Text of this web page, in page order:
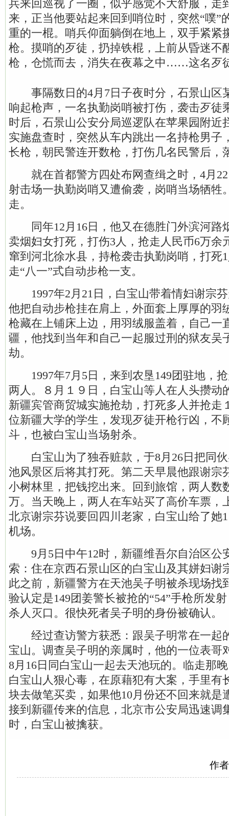
兵来回巡视了一圈，似乎感觉不大舒服，走
来，正当他要站起来回到哨位时，突然“噗”
重的一棍。哨兵仰面躺倒在地上，双手紧紧
枪。摸哨的歹徒，扔掉铁棍，上前从昏迷不
枪，仓慌而去，消失在夜幕之中……这名歹
事隔数日的4月7日子夜时分，石景山区
响起枪声，一名执勤岗哨被打伤，袭击歹徒
时后，石景山公安分局巡逻队在苹果园附近
实施盘查时，突然从车内跳出一名持枪男子
长枪，朝民警连开数枪，打伤几名民警后
就在首都警方四处布网查缉之时，4月22
射击场一执勤岗哨又遭偷袭，岗哨当场牺牲
走。
同年12月16日，他又在德胜门外滨河路
卖烟妇女打死，打伤3人，抢走人民币6万余
窜到河北徐水县，持枪袭击执勤岗哨，打死
走“八一”式自动步枪一支。
1997年2月21日，白宝山带着情妇谢宗芬
他把自动步枪挂在肩上，外面套上厚厚的羽
枪藏在上铺床上边，用羽绒服盖着，自己一
疆，他找到当年和自己一起服过刑的狱友吴
劫。
1997年7月5日，来到农垦149团驻地，
两人。８月１９日，白宝山等人在人头攒动
新疆宾管商贸城实施抢劫，打死多人并抢走
位新疆大学的学生，发现歹徒开枪行凶，不
斗，也被白宝山当场射杀。
白宝山为了独吞赃款，于8月26日把同伙
池风景区后将其打死。第二天早晨他跟谢宗
小树林里，把钱挖出来。回到旅馆，两人数
万。当天晚上，两人在车站买了高价车票，
北京谢宗芬说要回四川老家，白宝山给了她
机场。
9月5日中午12时，新疆维吾尔自治区公
索：住在京西石景山区的白宝山及其姘妇谢
此之前，新疆警方在天池吴子明被杀现场找
验认定是149团姜警长被抢的“54”手枪所发
杀人灭口。很快死者吴子明的身份被确认。
经过查访警方获悉：跟吴子明常在一起
宝山。调查吴子明的亲属时，他的一位表哥
8月16日同白宝山一起去天池玩的。临走那
白宝山人狠心毒，在原藉犯有大案，手里有
块去做笔买卖，如果他10月份还不回来就是
接到新疆传来的信息，北京市公安局迅速调
时，白宝山被擒获。
作